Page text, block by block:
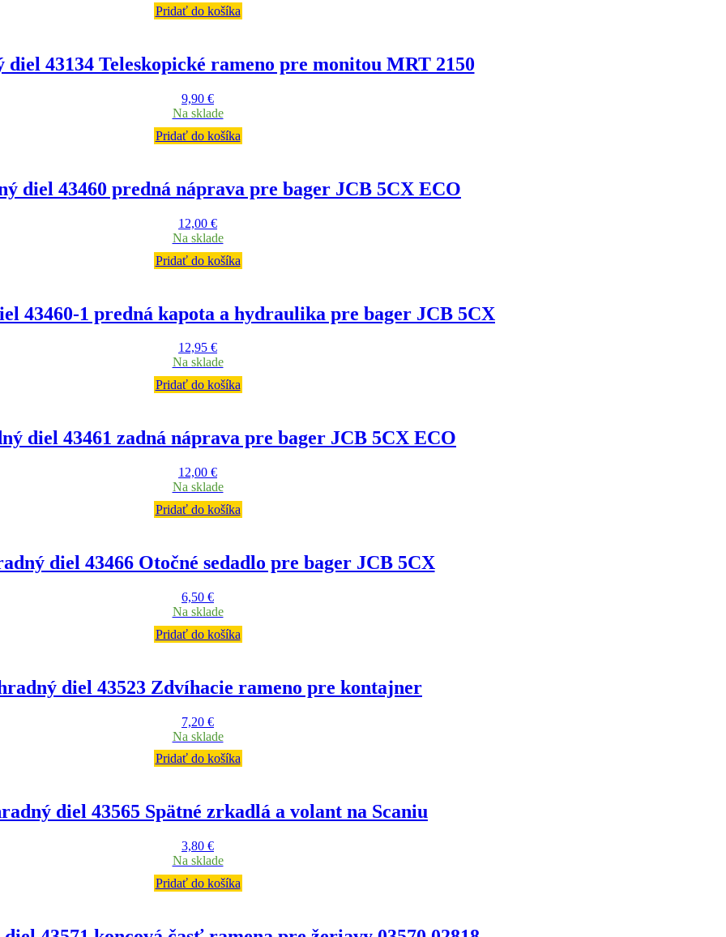
Pridať do košíka
diel 43134 Teleskopické rameno pre monitou MRT 2150
9,90 €
Na sklade
Pridať do košíka
diel 43460 predná náprava pre bager JCB 5CX ECO
12,00 €
Na sklade
Pridať do košíka
43460-1 predná kapota a hydraulika pre bager JCB 5CX
12,95 €
Na sklade
Pridať do košíka
diel 43461 zadná náprava pre bager JCB 5CX ECO
12,00 €
Na sklade
Pridať do košíka
diel 43466 Otočné sedadlo pre bager JCB 5CX
6,50 €
Na sklade
Pridať do košíka
diel 43523 Zdvíhacie rameno pre kontajner
7,20 €
Na sklade
Pridať do košíka
diel 43565 Spätné zrkadlá a volant na Scaniu
3,80 €
Na sklade
Pridať do košíka